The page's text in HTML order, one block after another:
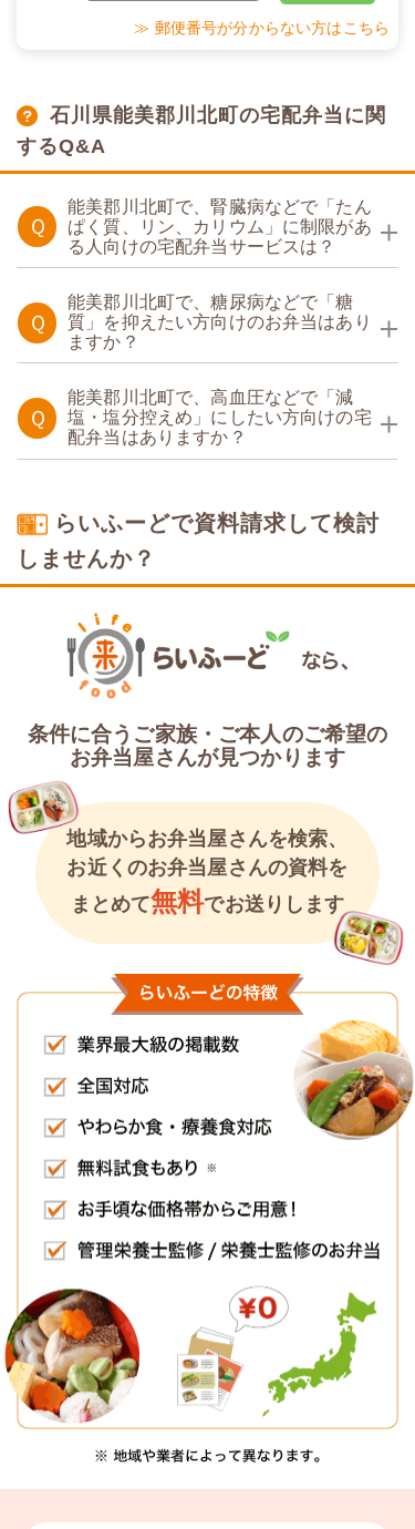
≫ 郵便番号が分からない方はこちら
石川県能美郡川北町の宅配弁当に関
するQ&A
Ｑ
能美郡川北町で、腎臓病などで「たん
ぱく質、リン、カリウム」に制限があ
る人向けの宅配弁当サービスは？
たんぱく調整食
Ｑ
能美郡川北町で、糖尿病などで「糖
質」を抑えたい方向けのお弁当はあり
ますか？
Ｑ
能美郡川北町で、高血圧などで「減
塩・塩分控えめ」にしたい方向けの宅
配弁当はありますか？
らいふーどで資料請求して検討
しませんか？
条件に合うご家族・ご本人のご希望の
お弁当屋さんが見つかります
地域からお弁当屋さんを検索、
お近くのお弁当屋さんの資料を
まとめて無料でお送りします